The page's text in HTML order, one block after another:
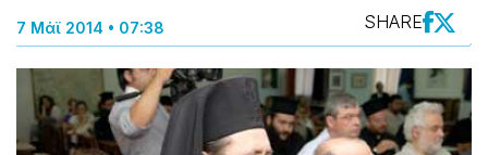
7 Μάϊ 2014 • 07:38 SHARE